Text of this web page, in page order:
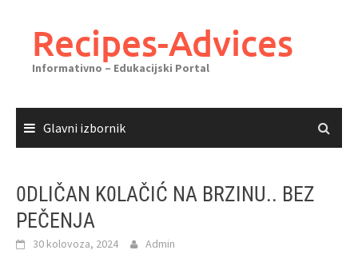
sadržajaRecipes-Advices
Informativno – Edukacijski Portal
Glavni izbornik
0DLIČAN K0LAČIĆ NA BRZINU.. BEZ
PEČENJA
30 kolovoza, 2024 Admin